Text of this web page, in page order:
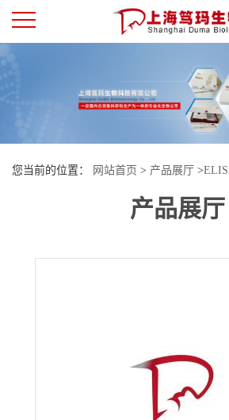
页
司
您当前的位置： 网站首页 > 产品展厅 >
人乳脂球表皮生长因子8(MFGE8)酶联
产品展厅